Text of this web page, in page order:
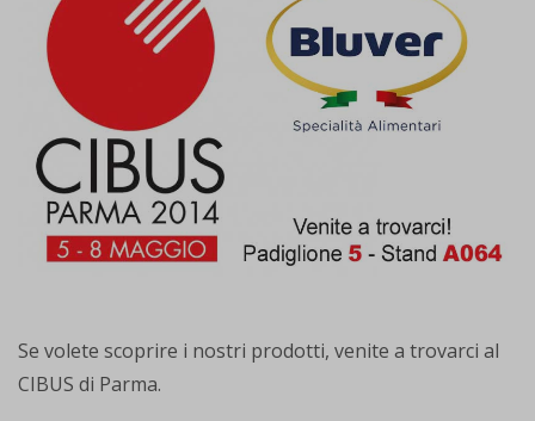
Se volete scoprire i nostri prodotti, venite a trovarci al
CIBUS di Parma.